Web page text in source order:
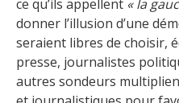
ce qu’ils appellent « la
donner l’illusion d’une
seraient libres de choisir,
presse, journalistes
autres sondeurs